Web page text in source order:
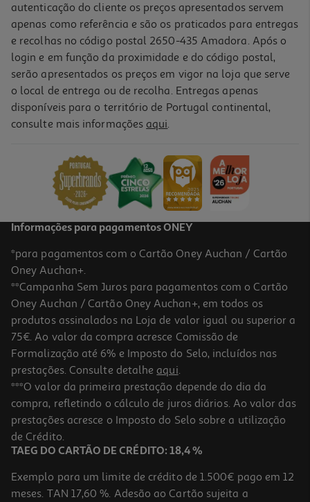
Tinteiro Original Epson Magenta 603xl Epsc13t03a34020
20,99 €
Tinteiro Original Epson Cyan 603xl Epsc13t03a24020
20.99 €/un
20,99 €
autenticação do cliente os preços apresentados servem
apenas como referência e são os praticados para entregas
e recolhas no código postal 2650-435 Amadora. Após o
login e em função da proximidade e do código postal,
serão apresentados os preços em vigor na loja que serve
o local de entrega ou de recolha. Entregas apenas
disponíveis para o território de Portugal continental,
consulte mais informações aqui.
Informações para pagamentos ONEY
*para pagamentos com o Cartão Oney Auchan / Cartão
Oney Auchan+.
**Campanha Sem Juros para pagamentos com o Cartão
Oney Auchan / Cartão Oney Auchan+, em todos os
produtos assinalados na Loja de valor igual ou superior a
75€. Ao valor da compra acresce Comissão de
Formalização até 6% e Imposto do Selo, incluídos nas
prestações. Consulte detalhe aqui.
***O valor da primeira prestação depende do dia da
compra, refletindo o cálculo de juros diários. Ao valor das
prestações acresce o Imposto do Selo sobre a utilização
de Crédito.
TAEG DO CARTÃO DE CRÉDITO: 18,4 %
Exemplo para um limite de crédito de 1.500€ pago em 12
meses. TAN 17,60 %. Adesão ao Cartão sujeita a